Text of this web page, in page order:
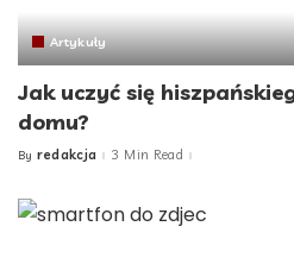
Artykuły
Jak uczyć się
domu?
Posted
By redakcja 3 Min Read